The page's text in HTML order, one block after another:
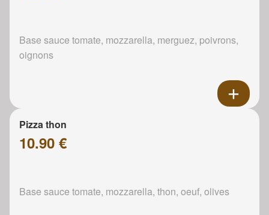
Base sauce tomate, mozzarella, merguez, poivrons,
oignons
Pizza thon
10.90 €
Base sauce tomate, mozzarella, thon, oeuf, olives